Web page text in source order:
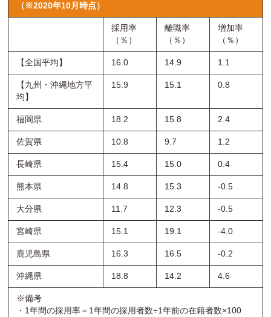
（※2020年10月時点）
採用率
（％）
離職率
（％）
増加率
（％）
【全国平均】 16.0 14.9 1.1
【九州・沖縄地方平
均】
15.9 15.1 0.8
福岡県 18.2 15.8 2.4
佐賀県 10.8 9.7 1.2
長崎県 15.4 15.0 0.4
熊本県 14.8 15.3 -0.5
大分県 11.7 12.3 -0.5
宮崎県 15.1 19.1 -4.0
鹿児島県 16.3 16.5 -0.2
沖縄県 18.8 14.2 4.6
※備考
・1年間の採用率＝1年間の採用者数÷1年前の在籍者数×100